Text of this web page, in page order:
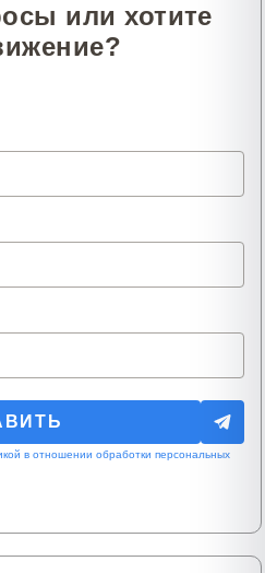
или хотите
в отношении обработки персональных